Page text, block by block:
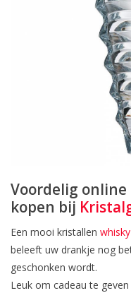
Voordelig
kopen bij
Een mooi kristallen
beleeft uw drankje nog
geschonken wordt.
Leuk om cadeau te